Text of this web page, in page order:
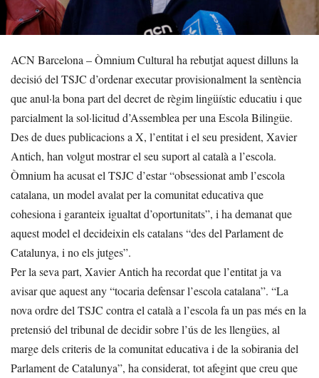
ACN Barcelona – Òmnium Cultural ha rebutjat aquest dilluns la
decisió del TSJC d’ordenar executar provisionalment la sentència
que anul·la bona part del decret de règim lingüístic educatiu i que
parcialment la sol·licitud d’Assemblea per una Escola Bilingüe.
Des de dues publicacions a X, l’entitat i el seu president, Xavier
Antich, han volgut mostrar el seu suport al català a l’escola.
Òmnium ha acusat el TSJC d’estar “obsessionat amb l’escola
catalana, un model avalat per la comunitat educativa que
cohesiona i garanteix igualtat d’oportunitats”, i ha demanat que
aquest model el decideixin els catalans “des del Parlament de
Catalunya, i no els jutges”.
Per la seva part, Xavier Antich ha recordat que l’entitat ja va
avisar que aquest any “tocaria defensar l’escola catalana”. “La
nova ordre del TSJC contra el català a l’escola fa un pas més en la
pretensió del tribunal de decidir sobre l’ús de les llengües, al
marge dels criteris de la comunitat educativa i de la sobirania del
Parlament de Catalunya”, ha considerat, tot afegint que creu que